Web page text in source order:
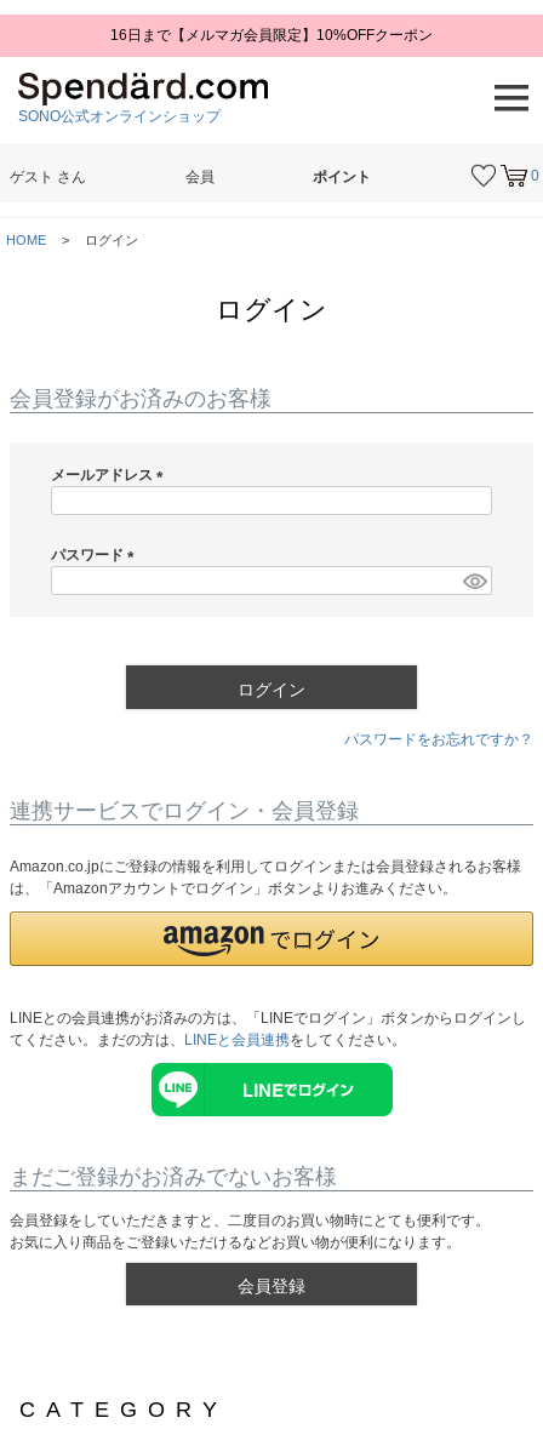
16日まで【メルマガ会員限定】10%OFFクーポン
SONO公式オンラインショップ
0
ゲスト さん 会員 ポイント
HOME ログイン
ログイン
会員登録がお済みのお客様
メールアドレス
)
パスワード
ログイン
パスワードをお忘れですか？
連携サービスでログイン・会員登録
Amazon.co.jpにご登録の情報を利用してログインまたは会員登録されるお客様
は、「Amazonアカウントでログイン」ボタンよりお進みください。
LINEとの会員連携がお済みの方は、「LINEでログイン」ボタンからログインし
てください。まだの方は、
LINEと会員連携をしてください。
まだご登録がお済みでないお客様
会員登録をしていただきますと、二度目のお買い物時にとても便利です。
お気に入り商品をご登録いただけるなどお買い物が便利になります。
会員登録
CATEGORY